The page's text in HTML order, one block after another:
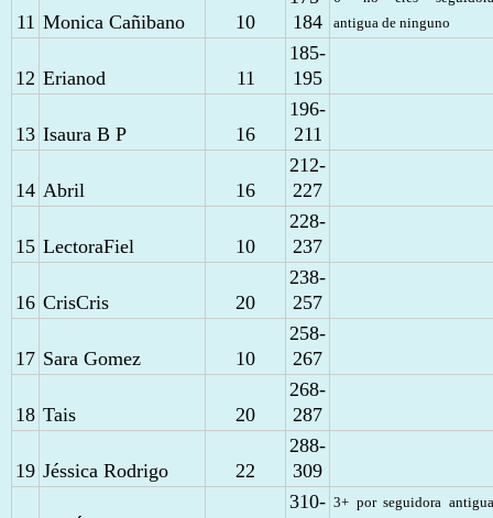
11 Monica Cañibano 10
184
antigua de ninguno
12 Erianod 11
185-
195
13 Isaura B P 16
196-
211
14 Abril 16
212-
227
15 LectoraFiel 10
228-
237
16 CrisCris 20
238-
257
17 Sara Gomez 10
258-
267
18 Tais 20
268-
287
19 Jéssica Rodrigo 22
288-
309
310- 3+ por seguidora antigua